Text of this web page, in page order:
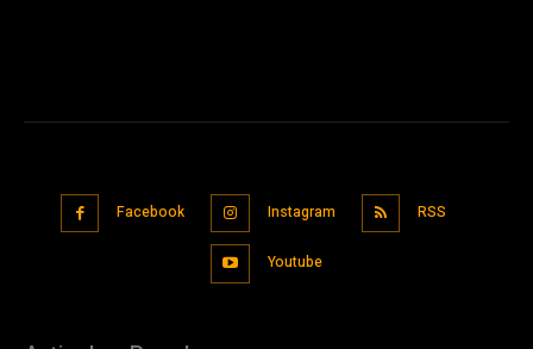
Facebook Instagram RSS
Youtube